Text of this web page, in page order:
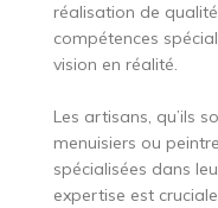
réalisation de
compétences
vision en réalité.
Les artisans, qu’ils
menuisiers ou
spécialisées dans
expertise est